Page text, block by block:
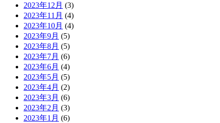
2023年12月 (3)
2023年11月 (4)
2023年10月 (4)
2023年9月 (5)
2023年8月 (5)
2023年7月 (6)
2023年6月 (4)
2023年5月 (5)
2023年4月 (2)
2023年3月 (6)
2023年2月 (3)
2023年1月 (6)